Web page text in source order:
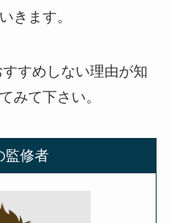
きます。
すめしない理由が知
みて下さい。
監修者